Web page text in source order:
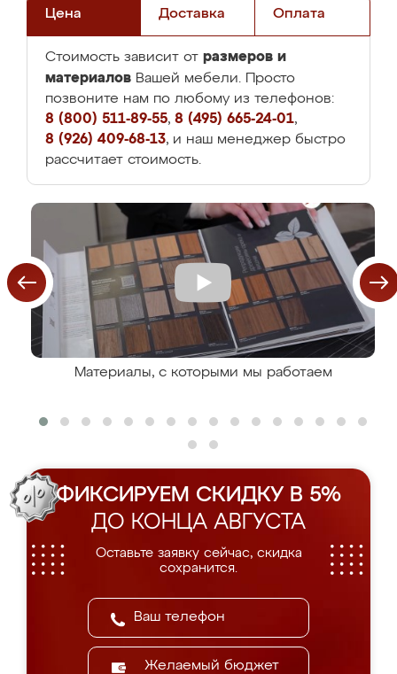
Цена Доставка Оплата
Стоимость зависит от размеров и
материалов Вашей мебели. Просто
позвоните нам по любому из телефонов:
8 (800) 511-89-55, 8 (495) 665-24-01,
8 (926) 409-68-13, и наш менеджер быстро
рассчитает стоимость.
Материалы, с которыми мы работаем
ФИКСИРУЕМ СКИДКУ В 5%
ДО КОНЦА АВГУСТА
Оставьте заявку сейчас, скидка
сохранится.
Желаемый бюджет